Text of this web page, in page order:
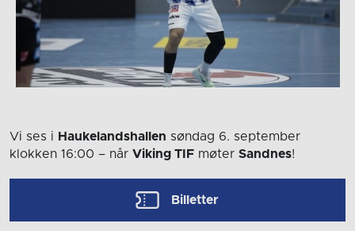
Vi ses i Haukelandshallen søndag 6. september
klokken 16:00 – når Viking TIF møter Sandnes!
Billetter